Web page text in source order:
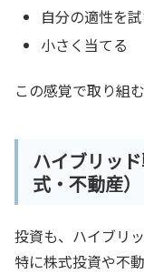
自分の適性を
小さく当てる
この感覚で取り組
ハイブリッ
式・不動産）
投資も、ハイブリ
特に株式投資や不